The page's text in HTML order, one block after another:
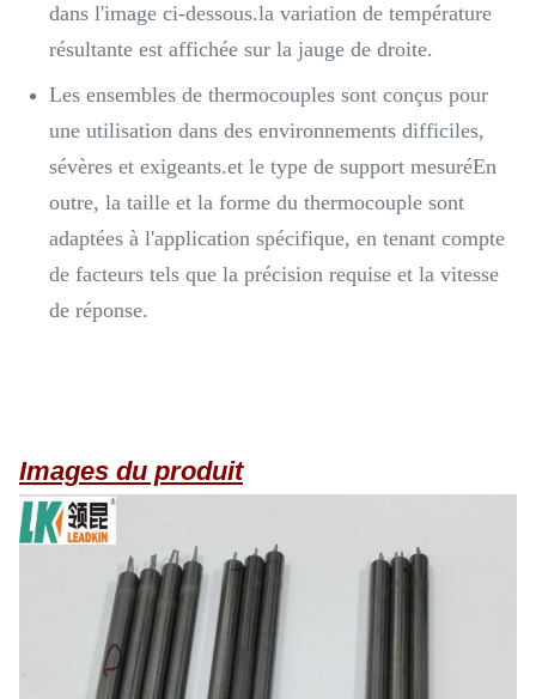
dans l'image ci-dessous.la variation de température
résultante est affichée sur la jauge de droite.
Les ensembles de thermocouples sont conçus pour
une utilisation dans des environnements difficiles,
sévères et exigeants.et le type de support mesuréEn
outre, la taille et la forme du thermocouple sont
adaptées à l'application spécifique, en tenant compte
de facteurs tels que la précision requise et la vitesse
de réponse.
Images du produit